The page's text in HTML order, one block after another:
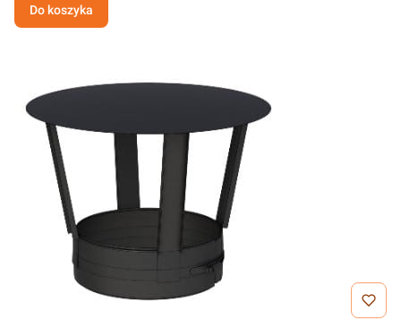
Do koszyka